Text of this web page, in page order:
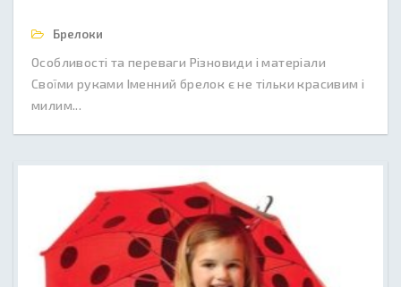
Брелоки
Особливості та переваги Різновиди і матеріали
Своїми руками Іменний брелок є не тільки красивим і
милим...